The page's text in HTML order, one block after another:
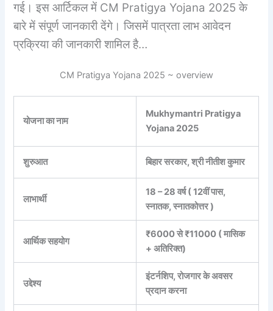
गई। इस आर्टिकल में CM Pratigya Yojana 2025 के
बारे में संपूर्ण जानकारी देंगे। जिसमें पात्रता लाभ आवेदन
प्रक्रिया की जानकारी शामिल है…
CM Pratigya Yojana 2025 ~ overview
योजना का नाम
Mukhymantri Pratigya
Yojana 2025
शुरुआत बिहार सरकार, श्री नीतीश कुमार
लाभार्थी
18 – 28 वर्ष ( 12वीं पास,
स्नातक, स्नातकोत्तर )
आर्थिक सहयोग
₹6000 से ₹11000 ( मासिक
+ अतिरिक्त)
उद्देश्य
इंटर्नशिप, रोजगार के अवसर
प्रदान करना